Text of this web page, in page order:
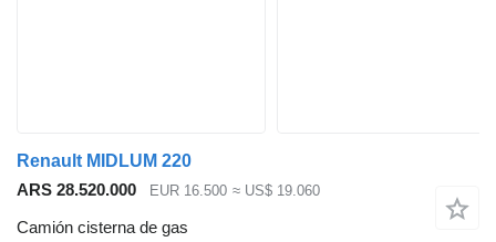
Renault MIDLUM 220
ARS 28.520.000
EUR 16.500 ≈ US$ 19.060
Camión cisterna de gas